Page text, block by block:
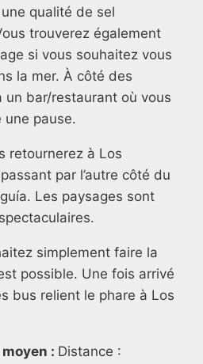
qualité de sel
trouverez également
si vous souhaitez vous
la mer. À côté des
un bar/restaurant où vous
une pause.
retournerez à Los
par l’autre côté du
Les paysages sont
simplement faire la
possible. Une fois arrivé
bus relient le phare à Los
: Distance :